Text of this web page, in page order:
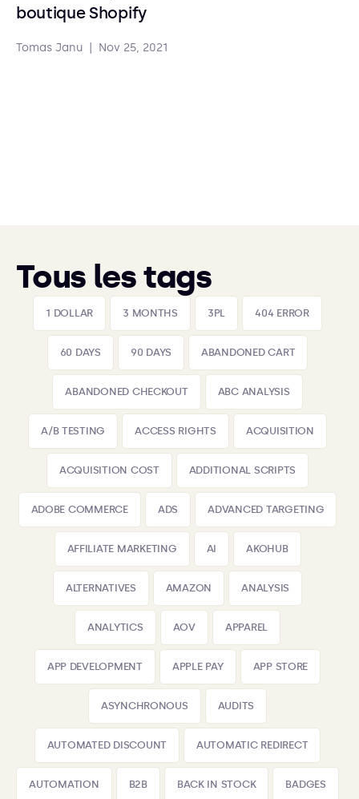
boutique Shopify
Tomas Janu Nov 25, 2021
Tous les tags
1 DOLLAR 3 MONTHS 3PL 404 ERROR
60 DAYS 90 DAYS ABANDONED CART
ABANDONED CHECKOUT ABC ANALYSIS
A/B TESTING ACCESS RIGHTS ACQUISITION
ACQUISITION COST ADDITIONAL SCRIPTS
ADOBE COMMERCE ADS ADVANCED TARGETING
AFFILIATE MARKETING AI AKOHUB
ALTERNATIVES AMAZON ANALYSIS
ANALYTICS AOV APPAREL
APP DEVELOPMENT APPLE PAY APP STORE
ASYNCHRONOUS AUDITS
AUTOMATED DISCOUNT AUTOMATIC REDIRECT
AUTOMATION B2B BACK IN STOCK BADGES